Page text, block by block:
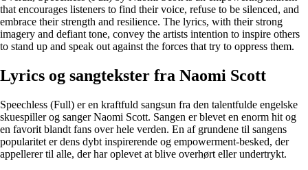
that encourages listeners to find their voice, refuse to be silenced, and
embrace their strength and resilience. The lyrics, with their strong
imagery and defiant tone, convey the artists intention to inspire others
to stand up and speak out against the forces that try to oppress them.
Lyrics og sangtekster fra Naomi Scott
Speechless (Full) er en kraftfuld sangsun fra den talentfulde engelske
skuespiller og sanger Naomi Scott. Sangen er blevet en enorm hit og
en favorit blandt fans over hele verden. En af grundene til sangens
popularitet er dens dybt inspirerende og empowerment-besked, der
appellerer til alle, der har oplevet at blive overhørt eller undertrykt.